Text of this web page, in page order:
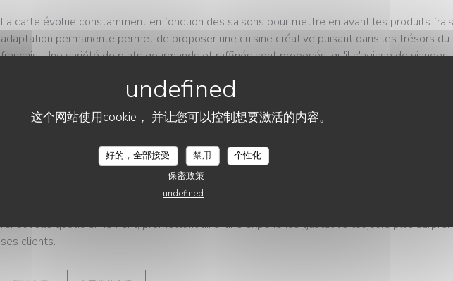
这个网站使用cookie， 并让您可以控制想要激活的内容。
好的，全部接受 禁用
个性化
保密政策
undefined
La carte évolue constamment en fonction des saisons pour mettre en avant les produits
adaptation permanente permet de proposer une cuisine créative puisant dans les trésors
français. Une variété de plats gourmands et raffinés sont proposés, qu'il s'agisse de
ou d'options végétariennes. L'attention portée aux détails transparaît dans la manière
La cave à vin du restaurant complète harmonieusement cette expérience bistronomique en
sélection minutieusement choisie pour accompagner les plats de manière adéquate. Les
Labels Maître Restaurateur et Collège Culinaire de France, visibles avec fierté sur la façade de
l'établissement, témoignent de la qualité et du savoir-faire culinaire qui sont au cœur de
renouvelle quotidiennement, promettant ainsi une expérience gustative toujours plus
ses clients.